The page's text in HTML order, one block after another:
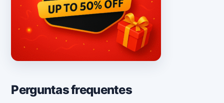
Perguntas frequentes